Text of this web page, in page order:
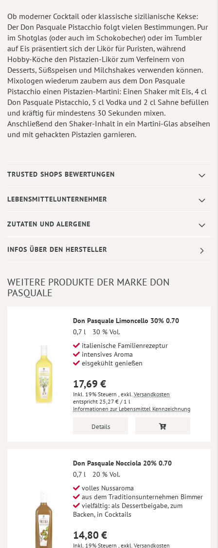
Ob moderner Cocktail oder klassische sizilianische Kekse:
Der Don Pasquale Pistacchio folgt vielen Bestimmungen. Pur
im Shotglas (oder auch im Schokobecher) oder im Tumbler
auf Eis präsentiert sich der Likör für Puristen, während
Hobby-Köche den Pistazien-Likör zum Verfeinern von
Desserts, Süßspeisen und Milchshakes verwenden können.
Mixologen wiederum zaubern aus dem Don Pasquale
Pistacchio einen Pistazien-Martini: Einen Shaker mit Eis, 4 cl
Don Pasquale Pistacchio, 5 cl Vodka und 2 cl Sahne befüllen
und kräftig für mindestens 30 Sekunden mixen.
Anschließend den Shaker-Inhalt in ein Martini-Glas abseihen
und mit gehackten Pistazien garnieren.
TRUSTED SHOPS BEWERTUNGEN
LEBENSMITTELUNTERNEHMER
ZUTATEN UND ALERGENE
INFOS ÜBER DEN HERSTELLER
WEITERE PRODUKTE DER MARKE DON
PASQUALE
Don Pasquale Limoncello 30% 0.70
0,7 l
30 % Vol.
italienische Familienrezeptur
intensives Aroma
eisgekühlt genießen
17,69 €
Inkl. 19% Steuern , exkl. Versandkosten
25,27 € / 1 l
Informationen zur Lebensmittel Kennzeichnung
Details
Don Pasquale Nocciola 20% 0.70
0,7 l
20 % Vol.
volles Nussaroma
aus dem Traditionsunternehmen Bimmer
vielfältig: als Dessertbeigabe, zum
Backen, in Cocktails
14,80 €
Inkl. 19% Steuern , exkl. Versandkosten